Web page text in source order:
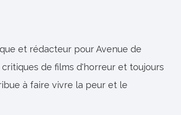
et rédacteur pour Avenue de
de films d'horreur et toujours
à faire vivre la peur et le